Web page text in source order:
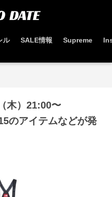
ル SALE情報 Supreme
木）21:00〜
のアイテムなどが発